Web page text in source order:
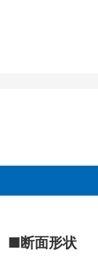
■断面形状